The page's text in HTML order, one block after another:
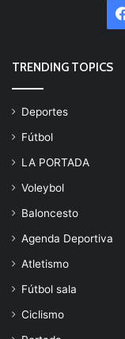
TRENDING TOPICS
Deportes
Fútbol
LA PORTADA
Voleybol
Baloncesto
Agenda Deportiva
Atletismo
Fútbol sala
Ciclismo